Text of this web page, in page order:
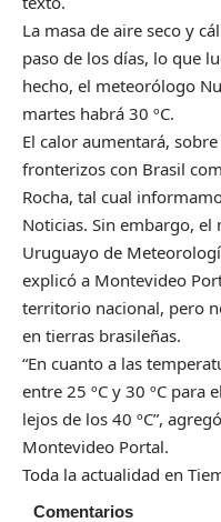
La masa de aire seco y
paso de los días, lo que
hecho, el meteorólogo
martes habrá 30 ºC.
El calor aumentará,
fronterizos con Brasil
Rocha, tal cual
Noticias. Sin embargo,
Uruguayo de
explicó a Montevideo
territorio nacional, pero
en tierras brasileñas.
“En cuanto a las
entre 25 ºC y 30 ºC para
lejos de los 40 ºC”,
Montevideo Portal.
Toda la actualidad en
Comentarios